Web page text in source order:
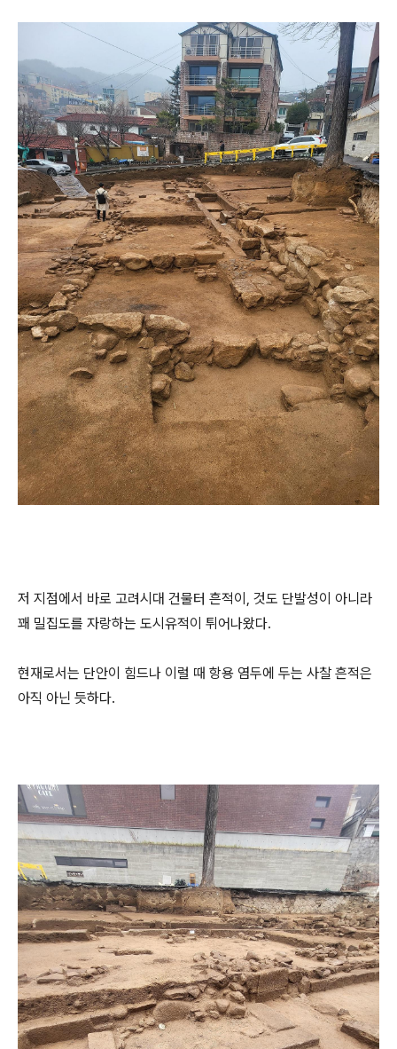
저 지점에서 바로 고려시대 건물터 흔적이, 것도 단발성이 아니라
꽤 밀집도를 자랑하는 도시유적이 튀어나왔다.
현재로서는 단안이 힘드나 이럴 때 항용 염두에 두는 사찰 흔적은
아직 아닌 듯하다.